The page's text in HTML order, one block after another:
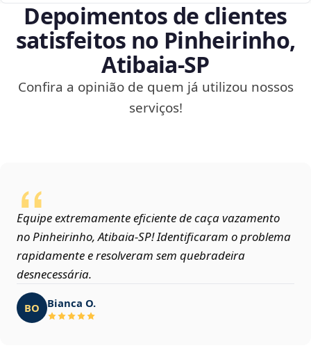
Depoimentos de clientes
satisfeitos no Pinheirinho,
Atibaia‑SP
Confira a opinião de quem já utilizou nossos
serviços!
Equipe extremamente eficiente de caça vazamento
no Pinheirinho, Atibaia‑SP! Identificaram o problema
rapidamente e resolveram sem quebradeira
desnecessária.
BO Bianca O.